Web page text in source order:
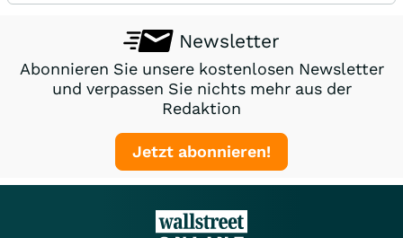
Newsletter
Abonnieren Sie unsere kostenlosen Newsletter
und verpassen Sie nichts mehr aus der
Redaktion
Jetzt abonnieren!